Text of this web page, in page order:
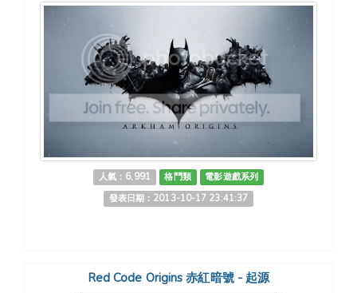
人氣：6,991 格鬥類
電影遊戲系列
發表日期：2013-10-17 23:41:37
Red Code Origins 赤紅暗號 - 起源